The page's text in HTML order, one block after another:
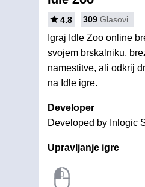
4.8 309 Glasovi
Igraj Idle Zoo online
svojem brskalniku,
namestitve, ali odkrij
na Idle igre.
Developer
Developed by Inlogic
Upravljanje igre